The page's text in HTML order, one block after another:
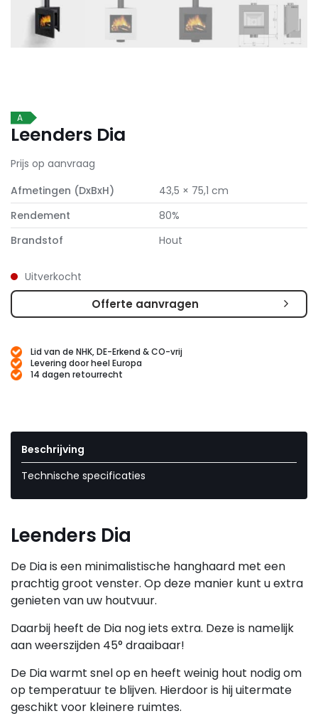
A
Leenders Dia
Prijs op aanvraag
Afmetingen (DxBxH)
43,5 × 75,1 cm
Rendement
80%
Brandstof
Hout
Uitverkocht
Offerte aanvragen
Lid van de NHK, DE-Erkend & CO-vrij
Levering door heel Europa
14 dagen retourrecht
Beschrijving
Technische specificaties
Leenders Dia
De Dia is een minimalistische hanghaard met een
prachtig groot venster. Op deze manier kunt u extra
genieten van uw houtvuur.
Daarbij heeft de Dia nog iets extra. Deze is namelijk
aan weerszijden 45° draaibaar!
De Dia warmt snel op en heeft weinig hout nodig om
op temperatuur te blijven. Hierdoor is hij uitermate
geschikt voor kleinere ruimtes.